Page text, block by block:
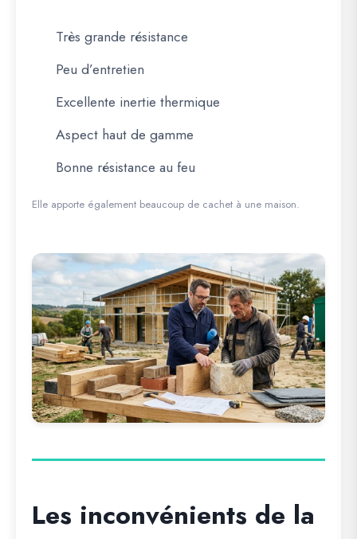
Très grande résistance
Peu d’entretien
Excellente inertie thermique
Aspect haut de gamme
Bonne résistance au feu
Elle apporte également beaucoup de cachet à une maison.
Les inconvénients de la